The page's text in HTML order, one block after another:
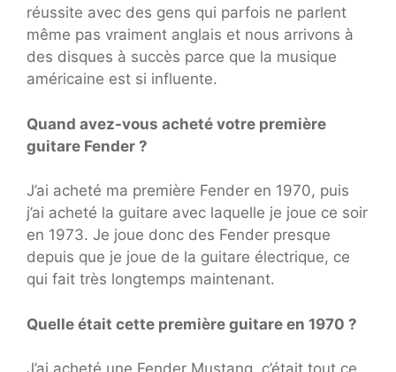
réussite avec des gens qui parfois ne parlent
même pas vraiment anglais et nous arrivons à
des disques à succès parce que la musique
américaine est si influente.
Quand avez-vous acheté votre première
guitare Fender ?
J’ai acheté ma première Fender en 1970, puis
j’ai acheté la guitare avec laquelle je joue ce soir
en 1973. Je joue donc des Fender presque
depuis que je joue de la guitare électrique, ce
qui fait très longtemps maintenant.
Quelle était cette première guitare en 1970 ?